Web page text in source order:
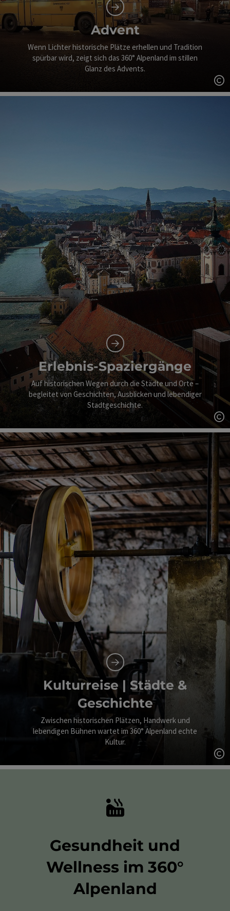
Advent
Wenn Lichter historische Plätze erhellen und Tradition
spürbar wird, zeigt sich das 360° Alpenland im stillen
Glanz des Advents.
Erlebnis-Spaziergänge
Auf historischen Wegen durch die Städte und Orte –
begleitet von Geschichten, Ausblicken und lebendiger
Stadtgeschichte.
Kulturreise | Städte &
Geschichte
Zwischen historischen Plätzen, Handwerk und
lebendigen Bühnen wartet im 360° Alpenland echte
Kultur.
Gesundheit und
Wellness im 360°
Alpenland